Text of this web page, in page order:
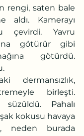
rengi, saten bale
aldı. Kamerayı
çevirdi. Yavru
götürür gibi
götürdü.
birleşti.
süzüldü. Pahalı
kokusu havaya
neden burada